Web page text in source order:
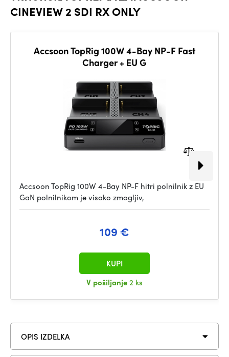
CINEVIEW 2 SDI RX ONLY
Accsoon TopRig 100W 4-Bay NP-F Fast
Charger + EU G
Accsoon TopRig 100W 4-Bay NP-F hitri polnilnik z EU
GaN polnilnikom je visoko zmogljiv,
109 €
V pošiljanje2 ks
KUPI
OPIS IZDELKA